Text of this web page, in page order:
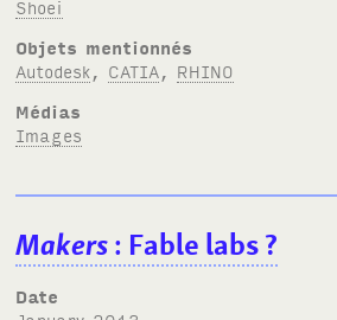
Shoei
Objets mentionnés
Autodesk, CATIA, RHINO
Médias
Images
Makers: Fable labs ?
Date